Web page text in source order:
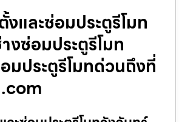
และซ่อมประตูรีโมท
งซ่อมประตูรีโมท
มประตูรีโมทด่วนถึงที่